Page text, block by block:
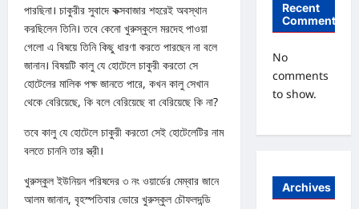
পারছিনা। চাকুরীর সুবাদে কক্সবাজার শহরেই অবস্থান
করছিলেন তিনি। তবে কেনো খুরুস্কুলে মরদেহ পাওয়া
গেলো এ বিষয়ে তিনি কিছু ধারণা করতে পারছেন না বলে
জানান। বিষয়টি কালু যে হোটেলে চাকুরী করতো সে
হোটেলের মালিক পক্ষ জানতে পারে, কখন কালু সেখান
থেকে বেরিয়েছে, কি বলে বেরিয়েছে বা বেরিয়েছে কি না?
তবে কালু যে হোটেলে চাকুরী করতো সেই হোটেলেটির নাম
বলতে চাননি তার স্ত্রী।
খুরুস্কুল ইউনিয়ন পরিষদের ৩ নং ওয়ার্ডের মেম্বার জানে
আলম জানান, বৃহস্পতিবার ভোরে খুরুস্কুল চৌফলদন্ডি
Recent
Comments
No
comments
to show.
Archives